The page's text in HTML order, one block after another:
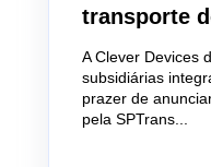
transporte
A Clever Devices
subsidiárias
prazer de
pela SPTrans...